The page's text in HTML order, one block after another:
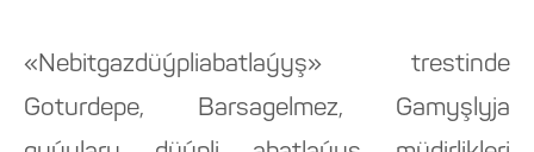
«Nebitgazdüýpliabatlaýyş» trestinde
Goturdepe, Barsagelmez, Gamyşlyja